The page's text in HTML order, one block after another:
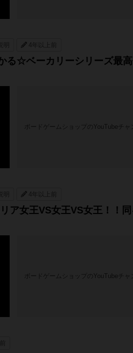
4年以上前
る☆ベーカリーシリーズ最
ボードゲームショップのYouTubeチャ
明 4年以上前
ア女王VS女王VS女王！！
ボードゲームショップのYouTubeチャ